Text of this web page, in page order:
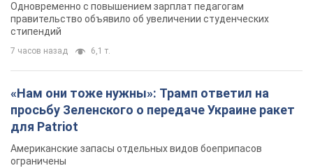
Одновременно с повышением зарплат педагогам
правительство объявило об увеличении студенческих
стипендий
7 часов назад 6,1 т.
«Нам они тоже нужны»: Трамп ответил на
просьбу Зеленского о передаче Украине ракет
для Patriot
Американские запасы отдельных видов боеприпасов
ограничены